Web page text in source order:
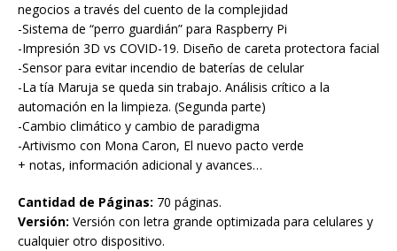
negocios a través del cuento de la complejidad
-Sistema de “perro guardián” para Raspberry Pi
-Impresión 3D vs COVID-19. Diseño de careta protectora facial
-Sensor para evitar incendio de baterías de celular
-La tía Maruja se queda sin trabajo. Análisis crítico a la
automación en la limpieza. (Segunda parte)
-Cambio climático y cambio de paradigma
-Artivismo con Mona Caron, El nuevo pacto verde
+ notas, información adicional y avances…
Cantidad de Páginas: 70 páginas.
Versión: Versión con letra grande optimizada para celulares y
cualquier otro dispositivo.